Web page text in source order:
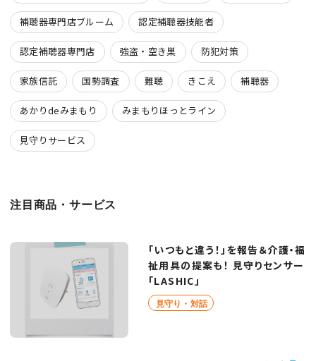
補聴器専門店ブルーム 認定補聴器技能者
認定補聴器専門店 強盗・空き巣 防犯対策
家族信託 国勢調査 難聴 きこえ 補聴器
あかりdeみまもり みまもりほっとライン
見守りサービス
注目商品・サービス
「いつもと違う！」を報告＆介護・福
祉用具の提案も！ 見守りセンサー
「LASHIC」
見守り・対話